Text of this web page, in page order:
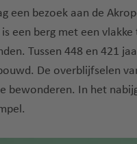
een bezoek aan de
een berg met een
Tussen 448 en 421
De overblijfselen
bewonderen. In het